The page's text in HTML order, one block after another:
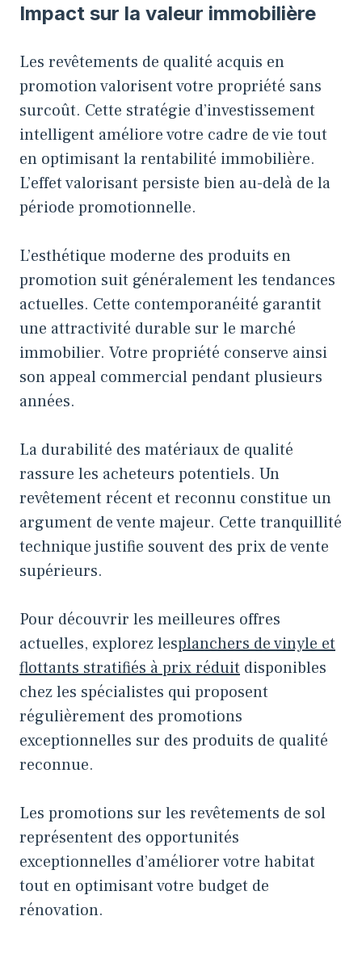
Impact sur la valeur immobilière
Les revêtements de qualité acquis en
promotion valorisent votre propriété sans
surcoût. Cette stratégie d’investissement
intelligent améliore votre cadre de vie tout
en optimisant la rentabilité immobilière.
L’effet valorisant persiste bien au-delà de la
période promotionnelle.
L’esthétique moderne des produits en
promotion suit généralement les tendances
actuelles. Cette contemporanéité garantit
une attractivité durable sur le marché
immobilier. Votre propriété conserve ainsi
son appeal commercial pendant plusieurs
années.
La durabilité des matériaux de qualité
rassure les acheteurs potentiels. Un
revêtement récent et reconnu constitue un
argument de vente majeur. Cette tranquillité
technique justifie souvent des prix de vente
supérieurs.
Pour découvrir les meilleures offres
actuelles, explorez lesplanchers de vinyle et
flottants stratifiés à prix réduit disponibles
chez les spécialistes qui proposent
régulièrement des promotions
exceptionnelles sur des produits de qualité
reconnue.
Les promotions sur les revêtements de sol
représentent des opportunités
exceptionnelles d’améliorer votre habitat
tout en optimisant votre budget de
rénovation.